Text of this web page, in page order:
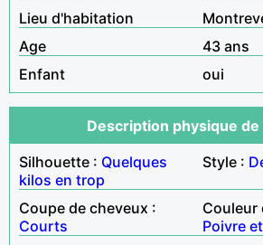
Lieu d'habitation
Age
43 ans
Enfant
oui
Description physique de
Silhouette : Quelques
kilos en trop
Style :
Coupe de cheveux :
Courts
Couleur
Poivre